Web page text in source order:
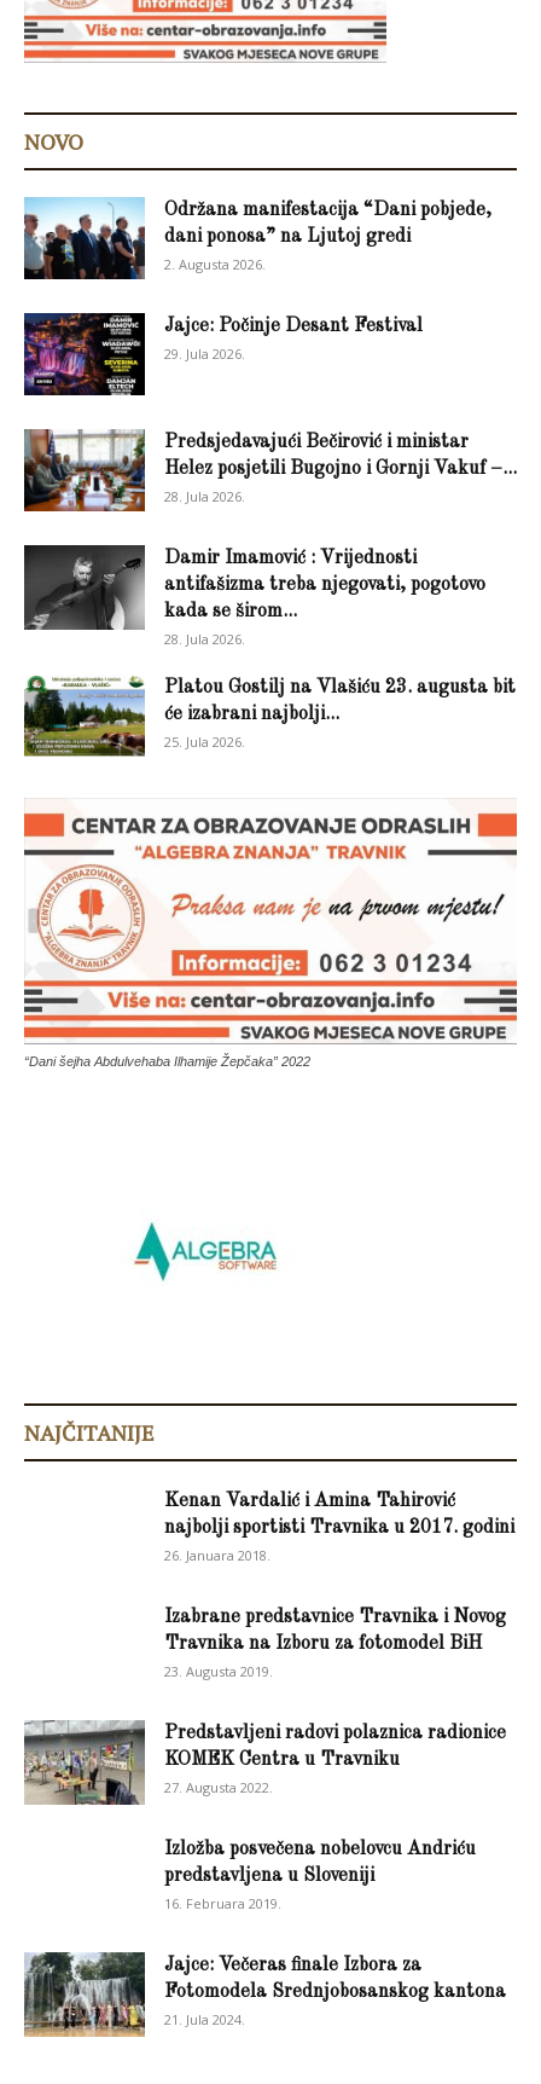
NOVO
Održana manifestacija “Dani pobjede,
dani ponosa” na Ljutoj gredi
2. Augusta 2026.
Jajce: Počinje Desant Festival
29. Jula 2026.
Predsjedavajući Bečirović i ministar
Helez posjetili Bugojno i Gornji Vakuf –...
28. Jula 2026.
Damir Imamović : Vrijednosti
antifašizma treba njegovati, pogotovo
kada se širom...
28. Jula 2026.
Platou Gostilj na Vlašiću 23. augusta bit
će izabrani najbolji...
25. Jula 2026.
“Dani šejha Abdulvehaba Ilhamije Žepčaka” 2022
NAJČITANIJE
Kenan Vardalić i Amina Tahirović
najbolji sportisti Travnika u 2017. godini
26. Januara 2018.
Izabrane predstavnice Travnika i Novog
Travnika na Izboru za fotomodel BiH
23. Augusta 2019.
Predstavljeni radovi polaznica radionice
KOMEK Centra u Travniku
27. Augusta 2022.
Izložba posvečena nobelovcu Andriću
predstavljena u Sloveniji
16. Februara 2019.
Jajce: Večeras finale Izbora za
Fotomodela Srednjobosanskog kantona
21. Jula 2024.